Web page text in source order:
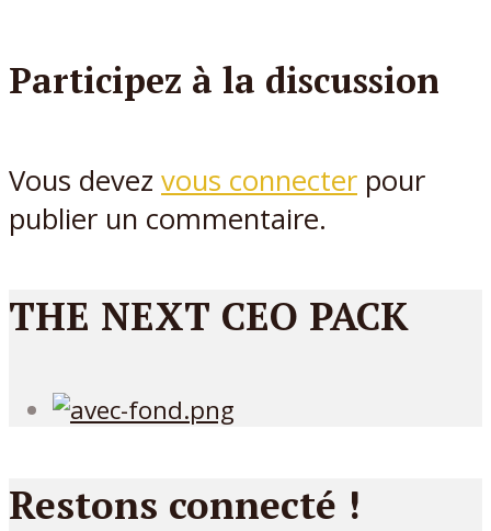
Participez à la discussion
Vous devez vous connecter pour
publier un commentaire.
THE NEXT CEO PACK
Restons connecté !